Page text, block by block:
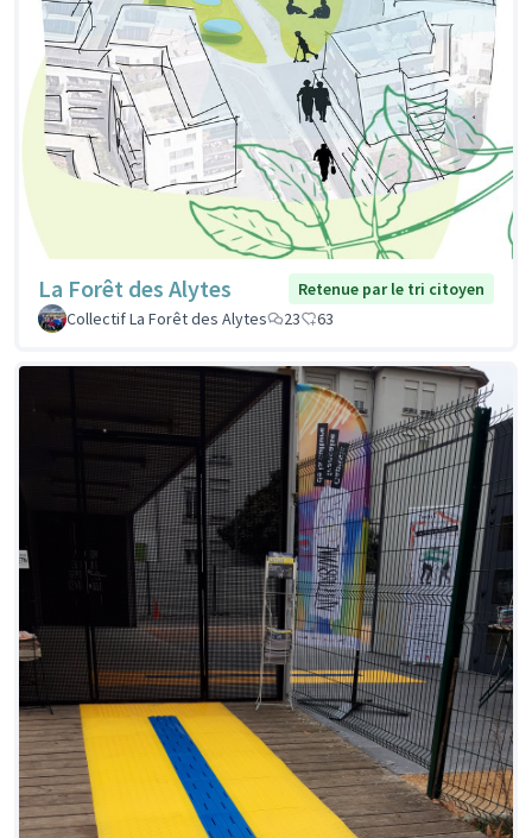
La Forêt des Alytes
Retenue par le tri citoyen
Collectif La Forêt des Alytes
23 63